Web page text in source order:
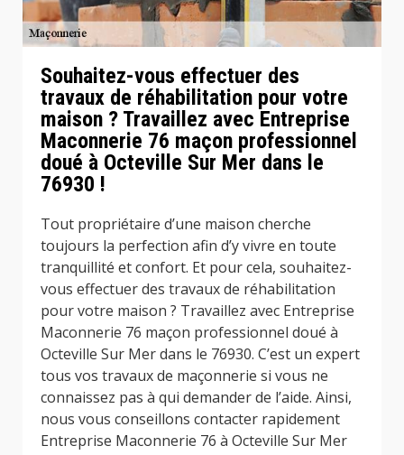
Souhaitez-vous effectuer des
travaux de réhabilitation pour votre
maison ? Travaillez avec Entreprise
Maconnerie 76 maçon professionnel
doué à Octeville Sur Mer dans le
76930 !
Tout propriétaire d’une maison cherche
toujours la perfection afin d’y vivre en toute
tranquillité et confort. Et pour cela, souhaitez-
vous effectuer des travaux de réhabilitation
pour votre maison ? Travaillez avec Entreprise
Maconnerie 76 maçon professionnel doué à
Octeville Sur Mer dans le 76930. C’est un expert
tous vos travaux de maçonnerie si vous ne
connaissez pas à qui demander de l’aide. Ainsi,
nous vous conseillons contacter rapidement
Entreprise Maconnerie 76 à Octeville Sur Mer